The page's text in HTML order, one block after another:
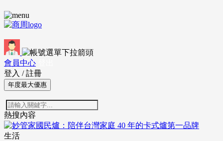
會員中心
登入 / 註冊
年度最大優惠
熱搜內容
生活